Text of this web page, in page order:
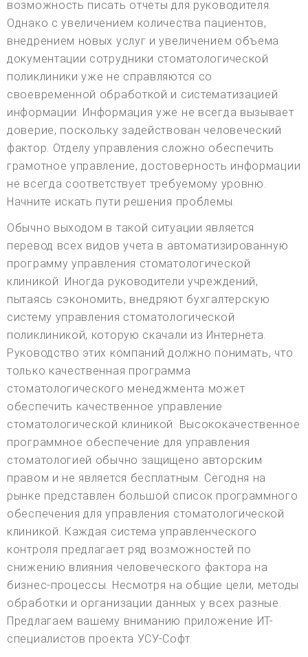
возможность писать отчеты для руководителя.
Однако с увеличением количества пациентов,
внедрением новых услуг и увеличением объема
документации сотрудники стоматологической
поликлиники уже не справляются со
своевременной обработкой и систематизацией
информации. Информация уже не всегда вызывает
доверие, поскольку задействован человеческий
фактор. Отделу управления сложно обеспечить
грамотное управление, достоверность информации
не всегда соответствует требуемому уровню.
Начните искать пути решения проблемы.
Обычно выходом в такой ситуации является
перевод всех видов учета в автоматизированную
программу управления стоматологической
клиникой. Иногда руководители учреждений,
пытаясь сэкономить, внедряют бухгалтерскую
систему управления стоматологической
поликлиникой, которую скачали из Интернета.
Руководство этих компаний должно понимать, что
только качественная программа
стоматологического менеджмента может
обеспечить качественное управление
стоматологической клиникой. Высококачественное
программное обеспечение для управления
стоматологией обычно защищено авторским
правом и не является бесплатным. Сегодня на
рынке представлен большой список программного
обеспечения для управления стоматологической
клиникой. Каждая система управленческого
контроля предлагает ряд возможностей по
снижению влияния человеческого фактора на
бизнес-процессы. Несмотря на общие цели, методы
обработки и организации данных у всех разные.
Предлагаем вашему вниманию приложение ИТ-
специалистов проекта УСУ-Софт.